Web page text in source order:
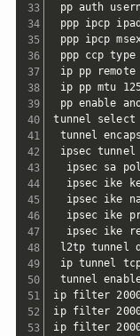
pp auth
ppp ipcp
ppp ipcp
ppp ccp type
ip pp remote
ip pp mtu
pp enable
tunnel select
tunnel
ipsec tunnel
ipsec sa
ipsec ike
ipsec ike
ipsec ike
ipsec ike
l2tp tunnel
ip tunnel
tunnel
ip filter
ip filter
ip filter